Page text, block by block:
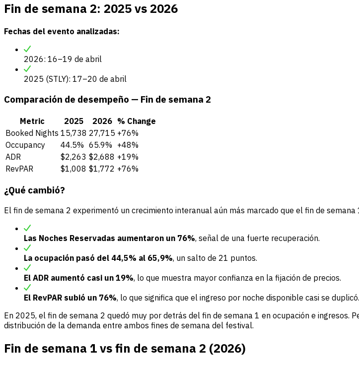
Fin de semana 2: 2025 vs 2026
Fechas del evento analizadas:
2026: 16–19 de abril
2025 (STLY): 17–20 de abril
Comparación de desempeño — Fin de semana 2
Metric 2025 2026 % Change
Booked Nights 15,738 27,715 +76%
Occupancy
44.5% 65.9% +48%
ADR
$2,263 $2,688 +19%
RevPAR
$1,008 $1,772 +76%
¿Qué cambió?
El fin de semana 2 experimentó un crecimiento interanual aún más marcado que el fin de semana
Las Noches Reservadas aumentaron un 76%, señal de una fuerte recuperación.
La ocupación pasó del 44,5% al 65,9%, un salto de 21 puntos.
El ADR aumentó casi un 19%, lo que muestra mayor confianza en la fijación de precios.
El RevPAR subió un 76%, lo que significa que el ingreso por noche disponible casi se duplicó.
En 2025, el fin de semana 2 quedó muy por detrás del fin de semana 1 en ocupación e ingresos.
distribución de la demanda entre ambos fines de semana del festival.
Fin de semana 1 vs fin de semana 2 (2026)